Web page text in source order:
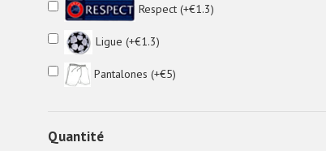
Respect (+€1.3)
Ligue (+€1.3)
Pantalones (+€5)
Quantité